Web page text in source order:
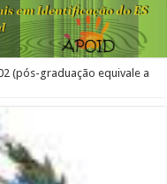
(pós-graduação equivale a